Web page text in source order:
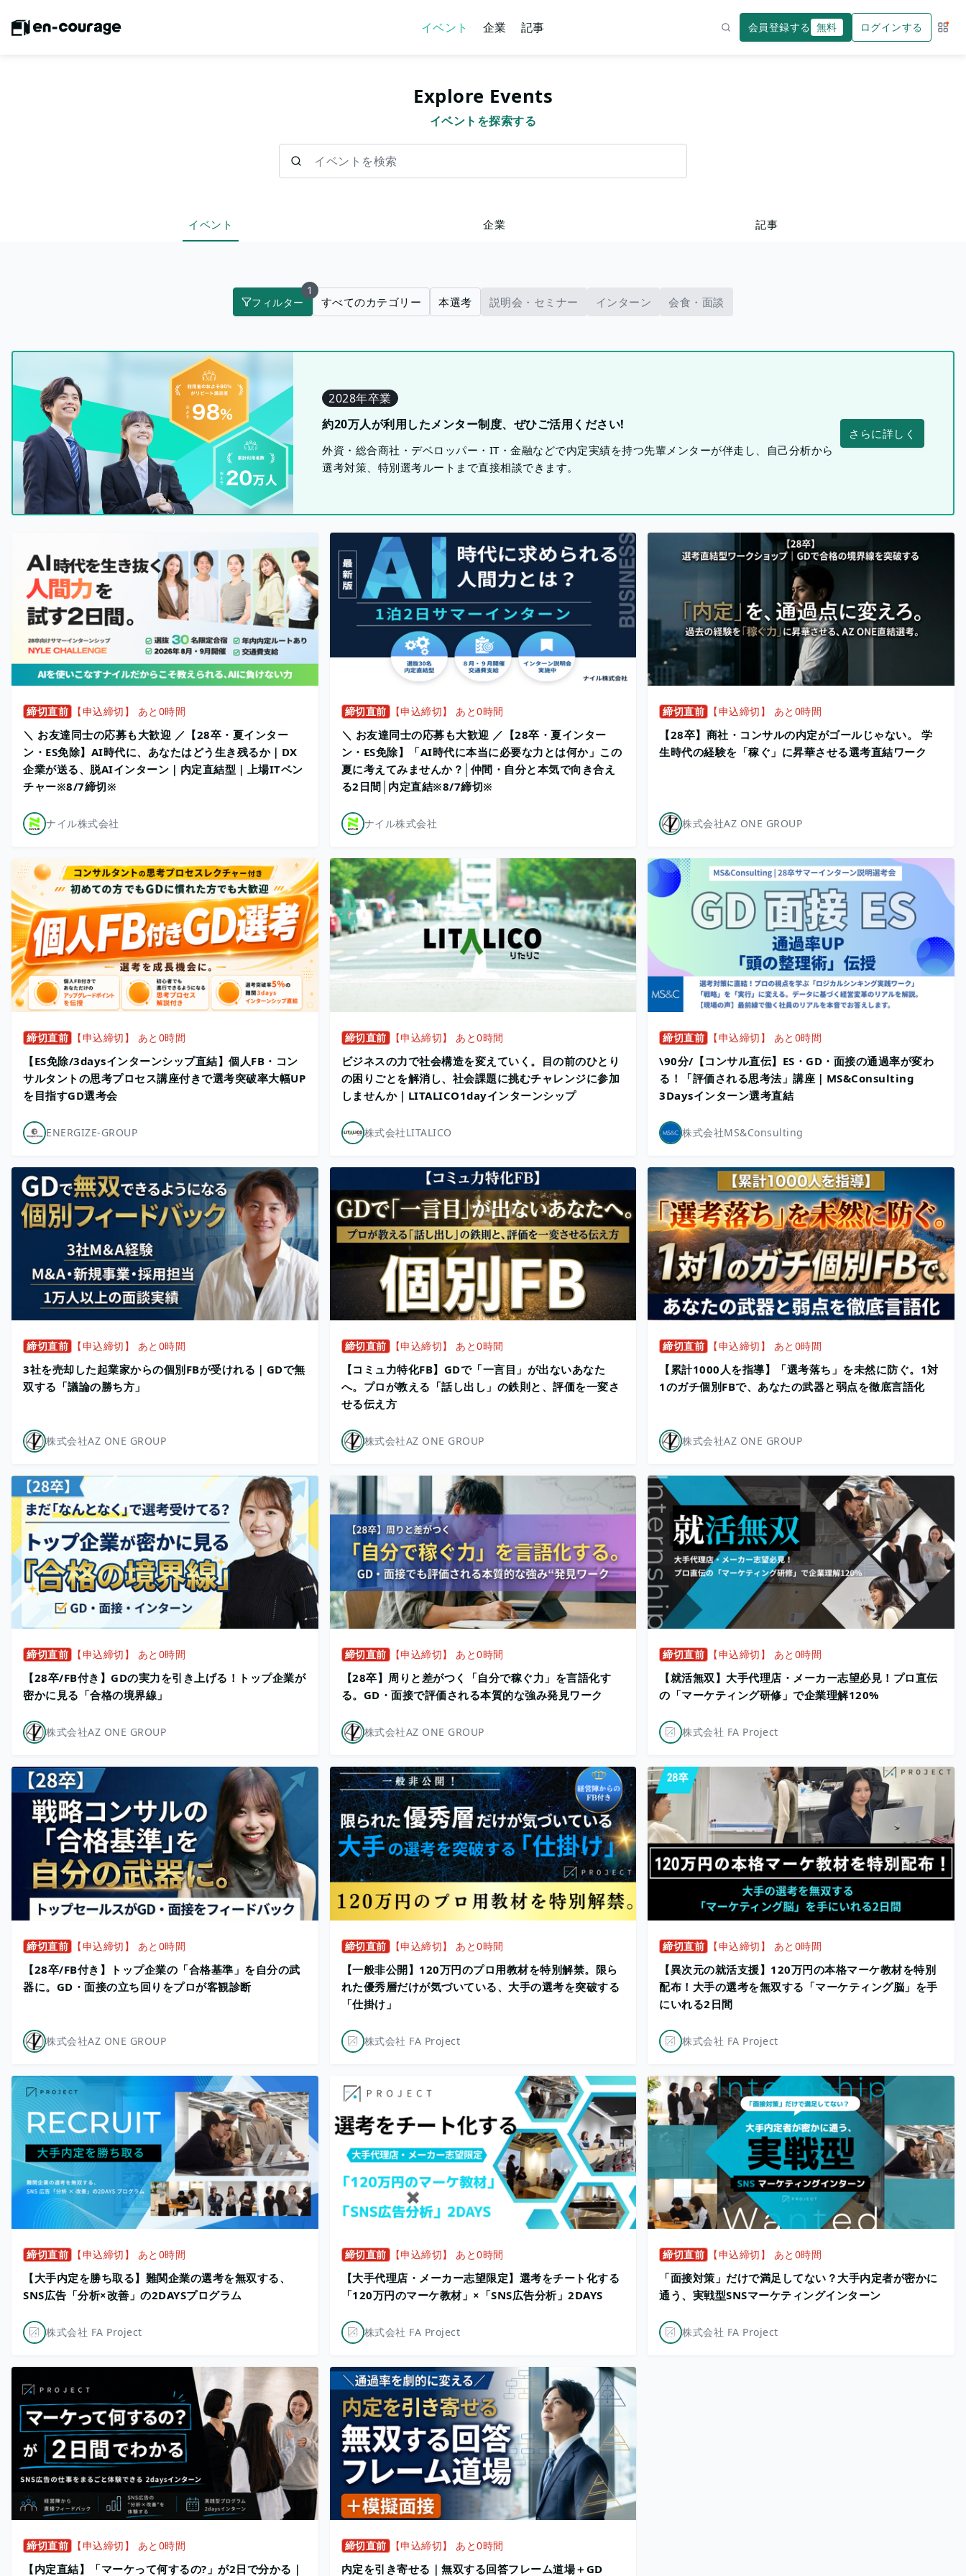
イベント 企業 記事 会員登録する 無料 ログインする サー
Explore Events
イベントを探索する
イベント 企業 記事
フィルター
1
すべてのカテゴリー 本選考 説明会・セミナー インターン 会食・面談
2028年卒業
約20万人が利用したメンター制度、ぜひご活用ください!
外資・総合商社・デベロッパー・IT・金融などで内定実績を持つ先輩メンターが伴走し、自己分析から
選考対策、特別選考ルートまで直接相談できます。
さらに詳しく
締切直前 【申込締切】 あと0時間
＼ お友達同士の応募も大歓迎 ／【28卒・夏インター
ン・ES免除】AI時代に、あなたはどう生き残るか｜DX
企業が送る、脱AIインターン｜内定直結型｜上場ITベン
チャー※8/7締切※
ナイル株式会社
締切直前 【申込締切】 あと0時間
＼ お友達同士の応募も大歓迎 ／【28卒・夏インター
ン・ES免除】「AI時代に本当に必要な力とは何か」この
夏に考えてみませんか？│仲間・自分と本気で向き合え
る2日間│内定直結※8/7締切※
ナイル株式会社
締切直前 【申込締切】 あと0時間
【28卒】商社・コンサルの内定がゴールじゃない。 学
生時代の経験を「稼ぐ」に昇華させる選考直結ワーク
株式会社AZ ONE GROUP
締切直前 【申込締切】 あと0時間
【ES免除/3daysインターンシップ直結】個人FB・コン
サルタントの思考プロセス講座付きで選考突破率大幅UP
を目指すGD選考会
ENERGIZE-GROUP
締切直前 【申込締切】 あと0時間
ビジネスの力で社会構造を変えていく。目の前のひとり
の困りごとを解消し、社会課題に挑むチャレンジに参加
しませんか｜LITALICO1dayインターンシップ
株式会社LITALICO
締切直前 【申込締切】 あと0時間
\90分/【コンサル直伝】ES・GD・面接の通過率が変わ
る！「評価される思考法」講座｜MS&Consulting
3Daysインターン選考直結
株式会社MS&Consulting
締切直前 【申込締切】 あと0時間
3社を売却した起業家からの個別FBが受けれる｜GDで無
双する「議論の勝ち方」
株式会社AZ ONE GROUP
締切直前 【申込締切】 あと0時間
【コミュ力特化FB】GDで「一言目」が出ないあなた
へ。プロが教える「話し出し」の鉄則と、評価を一変さ
せる伝え方
株式会社AZ ONE GROUP
締切直前 【申込締切】 あと0時間
【累計1000人を指導】「選考落ち」を未然に防ぐ。1対
1のガチ個別FBで、あなたの武器と弱点を徹底言語化
株式会社AZ ONE GROUP
締切直前 【申込締切】 あと0時間
【28卒/FB付き】GDの実力を引き上げる！トップ企業が
密かに見る「合格の境界線」
株式会社AZ ONE GROUP
締切直前 【申込締切】 あと0時間
【28卒】周りと差がつく「自分で稼ぐ力」を言語化す
る。GD・面接で評価される本質的な強み発見ワーク
株式会社AZ ONE GROUP
締切直前 【申込締切】 あと0時間
【就活無双】大手代理店・メーカー志望必見！プロ直伝
の「マーケティング研修」で企業理解120%
株式会社 FA Project
締切直前 【申込締切】 あと0時間
【28卒/FB付き】トップ企業の「合格基準」を自分の武
器に。GD・面接の立ち回りをプロが客観診断
株式会社AZ ONE GROUP
締切直前 【申込締切】 あと0時間
【一般非公開】120万円のプロ用教材を特別解禁。限ら
れた優秀層だけが気づいている、大手の選考を突破する
「仕掛け」
株式会社 FA Project
締切直前 【申込締切】 あと0時間
【異次元の就活支援】120万円の本格マーケ教材を特別
配布！大手の選考を無双する「マーケティング脳」を手
にいれる2日間
株式会社 FA Project
締切直前 【申込締切】 あと0時間
【大手内定を勝ち取る】難関企業の選考を無双する、
SNS広告「分析×改善」の2DAYSプログラム
株式会社 FA Project
締切直前 【申込締切】 あと0時間
【大手代理店・メーカー志望限定】選考をチート化する
「120万円のマーケ教材」×「SNS広告分析」2DAYS
株式会社 FA Project
締切直前 【申込締切】 あと0時間
「面接対策」だけで満足してない？大手内定者が密かに
通う、実戦型SNSマーケティングインターン
株式会社 FA Project
締切直前 【申込締切】 あと0時間
【内定直結】「マーケって何するの?」が2日で分かる｜
締切直前 【申込締切】 あと0時間
内定を引き寄せる｜無双する回答フレーム道場＋GD